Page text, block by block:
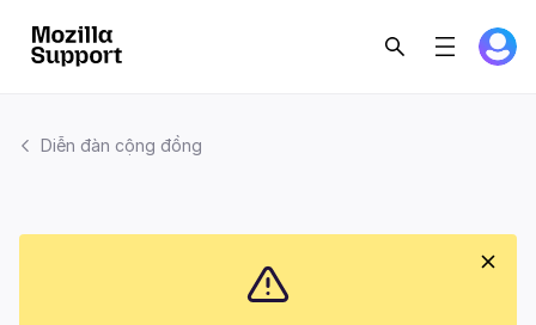
Diễn đàn cộng đồng